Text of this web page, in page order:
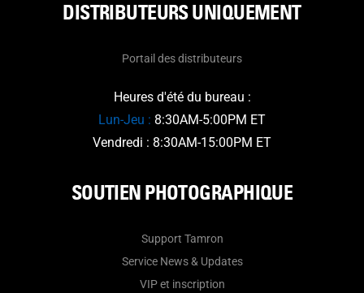
DISTRIBUTEURS UNIQUEMENT
Portail des distributeurs
Heures d'été du bureau :
Lun-Jeu : 8:30AM-5:00PM ET
Vendredi : 8:30AM-15:00PM ET
SOUTIEN PHOTOGRAPHIQUE
Support Tamron
Service News & Updates
VIP et inscription